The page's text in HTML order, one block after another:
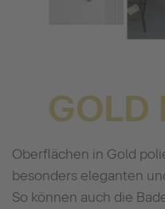
GOLD
Oberflächen in Gold
besonders eleganten
So können auch die